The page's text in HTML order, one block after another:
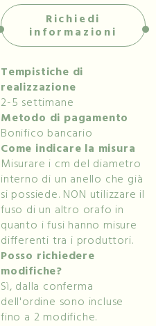
Richiedi
informazioni
Tempistiche di
realizzazione
2-5 settimane
Metodo di pagamento
Bonifico bancario
Come indicare la misura
Misurare i cm del diametro
interno di un anello che già
si possiede. NON utilizzare il
fuso di un altro orafo in
quanto i fusi hanno misure
differenti tra i produttori.
Posso richiedere
modifiche?
Sì, dalla conferma
dell'ordine sono incluse
fino a 2 modifiche.